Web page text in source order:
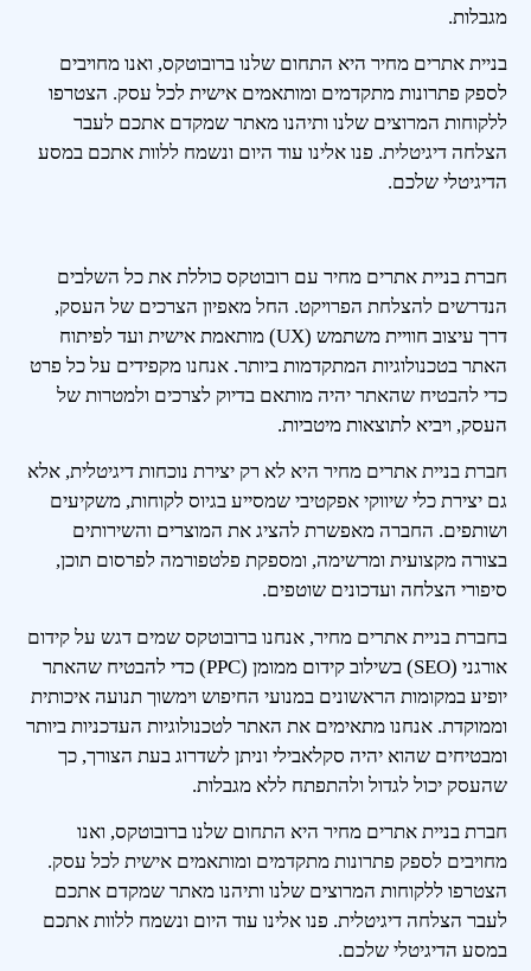
מגבלות.
בניית אתרים מחיר היא התחום שלנו ברובוטקס, ואנו מחויבים
לספק פתרונות מתקדמים ומותאמים אישית לכל עסק. הצטרפו
ללקוחות המרוצים שלנו ותיהנו מאתר שמקדם אתכם לעבר
הצלחה דיגיטלית. פנו אלינו עוד היום ונשמח ללוות אתכם במסע
הדיגיטלי שלכם.
חברת בניית אתרים מחיר עם רובוטקס כוללת את כל השלבים
הנדרשים להצלחת הפרויקט. החל מאפיון הצרכים של העסק,
דרך עיצוב חוויית משתמש (UX) מותאמת אישית ועד לפיתוח
האתר בטכנולוגיות המתקדמות ביותר. אנחנו מקפידים על כל פרט
כדי להבטיח שהאתר יהיה מותאם בדיוק לצרכים ולמטרות של
העסק, ויביא לתוצאות מיטביות.
חברת בניית אתרים מחיר היא לא רק יצירת נוכחות דיגיטלית, אלא
גם יצירת כלי שיווקי אפקטיבי שמסייע בגיוס לקוחות, משקיעים
ושותפים. החברה מאפשרת להציג את המוצרים והשירותים
בצורה מקצועית ומרשימה, ומספקת פלטפורמה לפרסום תוכן,
סיפורי הצלחה ועדכונים שוטפים.
בחברת בניית אתרים מחיר, אנחנו ברובוטקס שמים דגש על קידום
אורגני (SEO) בשילוב קידום ממומן (PPC) כדי להבטיח שהאתר
יופיע במקומות הראשונים במנועי החיפוש וימשוך תנועה איכותית
וממוקדת. אנחנו מתאימים את האתר לטכנולוגיות העדכניות ביותר
ומבטיחים שהוא יהיה סקלאבילי וניתן לשדרוג בעת הצורך, כך
שהעסק יכול לגדול ולהתפתח ללא מגבלות.
חברת בניית אתרים מחיר היא התחום שלנו ברובוטקס, ואנו
מחויבים לספק פתרונות מתקדמים ומותאמים אישית לכל עסק.
הצטרפו ללקוחות המרוצים שלנו ותיהנו מאתר שמקדם אתכם
לעבר הצלחה דיגיטלית. פנו אלינו עוד היום ונשמח ללוות אתכם
במסע הדיגיטלי שלכם.